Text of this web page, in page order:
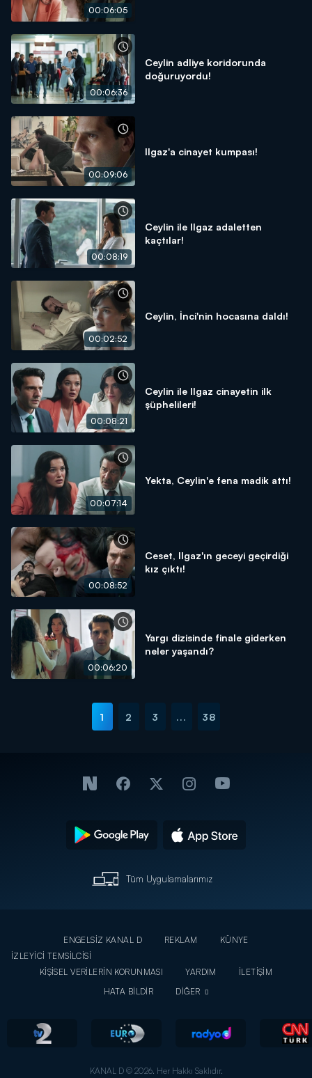
00:06:05
00:06:36
Ceylin adliye koridorunda
doğuruyordu!
00:09:06
Ilgaz'a cinayet kumpası!
00:08:19
Ceylin ile Ilgaz adaletten
kaçtılar!
00:02:52
Ceylin, İnci'nin hocasına daldı!
00:08:21
Ceylin ile Ilgaz cinayetin ilk
şüphelileri!
00:07:14
Yekta, Ceylin'e fena madik attı!
00:08:52
Ceset, Ilgaz'ın geceyi geçirdiği
kız çıktı!
00:06:20
Yargı dizisinde finale giderken
neler yaşandı?
1 2 3 ... 38
Tüm Uygulamalarımız
ENGELSİZ KANAL D REKLAM
KÜNYE
İZLEYİCİ TEMSİLCİSİ
KİŞİSEL VERİLERİN KORUNMASI
YARDIM
İLETİŞİM
HATA BİLDİR
DİĞER
KANAL D © 2026. Her Hakkı Saklıdır.